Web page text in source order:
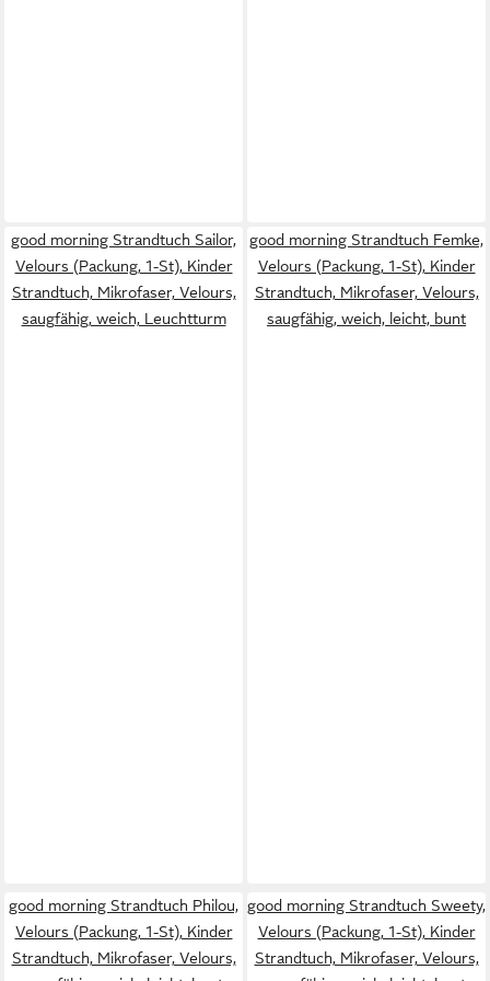
good morning Strandtuch Sailor,
Velours (Packung, 1-St), Kinder
Strandtuch, Mikrofaser, Velours,
saugfähig, weich, Leuchtturm
good morning Strandtuch Femke,
Velours (Packung, 1-St), Kinder
Strandtuch, Mikrofaser, Velours,
saugfähig, weich, leicht, bunt
good morning Strandtuch Philou,
Velours (Packung, 1-St), Kinder
Strandtuch, Mikrofaser, Velours,
good morning Strandtuch Sweety,
Velours (Packung, 1-St), Kinder
Strandtuch, Mikrofaser, Velours,